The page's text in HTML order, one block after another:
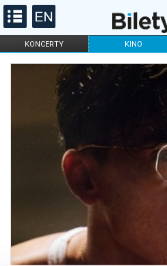
KONCERTY KINO
FILHARMONIA OPERA I BALET
DLA DZIECI
ONLINE